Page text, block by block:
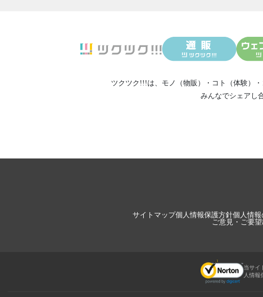
ツクツク!!!は、 モノ（物販） ・ コト（体験） ・
みんなでシェアし
サイトマップ個人情報保護方針個人情報
ご意見・ご要望
当サイ
人情報